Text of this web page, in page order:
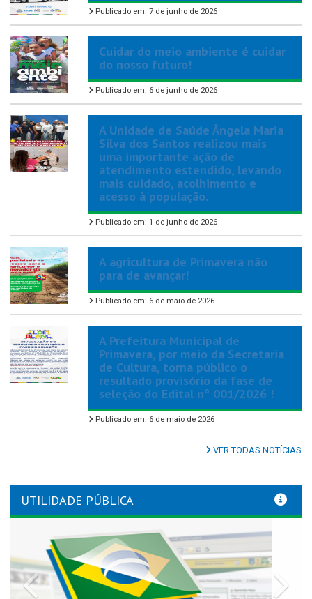
Publicado em: 7 de junho de 2026
Cuidar do meio ambiente é cuidar
do nosso futuro!
Publicado em: 6 de junho de 2026
A Unidade de Saúde Ângela Maria
Silva dos Santos realizou mais
uma importante ação de
atendimento estendido, levando
mais cuidado, acolhimento e
acesso à população.
Publicado em: 1 de junho de 2026
A agricultura de Primavera não
para de avançar!
Publicado em: 6 de maio de 2026
A Prefeitura Municipal de
Primavera, por meio da Secretaria
de Cultura, torna público o
resultado provisório da fase de
seleção do Edital nº 001/2026 !
Publicado em: 6 de maio de 2026
VER TODAS NOTÍCIAS
UTILIDADE PÚBLICA
Previous